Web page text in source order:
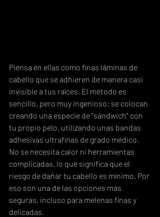
Piensa en ellas como finas láminas de
cabello que se adhieren de manera casi
invisible a tus raíces. El método es
sencillo, pero muy ingenioso: se colocan
creando una especie de "sándwich" con
tu propio pelo, utilizando unas bandas
adhesivas ultrafinas de grado médico.
No se necesita calor ni herramientas
complicadas, lo que significa que el
riesgo de dañar tu cabello es mínimo. Por
eso son una de las opciones más
seguras, incluso para melenas finas y
delicadas.